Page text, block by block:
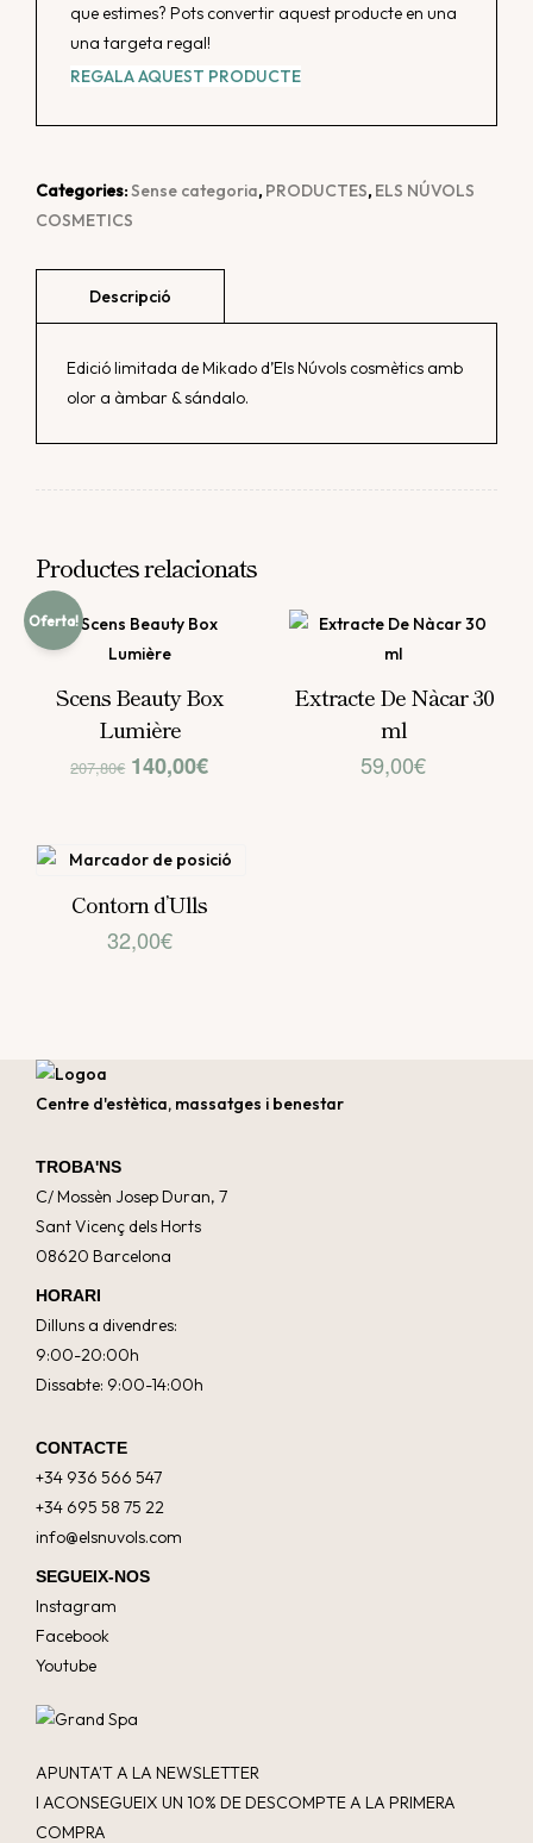
que estimes? Pots convertir aquest producte en una
una targeta regal!
REGALA AQUEST PRODUCTE
Categories:Sense categoria, PRODUCTES, ELS NÚVOLS
COSMETICS
Edició limitada de Mikado d’Els Núvols cosmètics amb
olor a àmbar & sándalo.
Productes relacionats
Oferta!
Scens Beauty Box
Lumière
207,80€ El
207,80€.
140,00€
Extracte De Nàcar 30
ml
59,00€
Contorn d’Ulls
32,00€
Centre d'estètica, massatges i benestar
TROBA'NS
C/ Mossèn Josep Duran, 7
Sant Vicenç dels Horts
08620 Barcelona
HORARI
Dilluns a divendres:
9:00-20:00h
Dissabte: 9:00-14:00h
CONTACTE
+34 936 566 547
+34 695 58 75 22
info@elsnuvols.com
SEGUEIX-NOS
Instagram
Facebook
Youtube
APUNTA'T A LA NEWSLETTER
I ACONSEGUEIX UN 10% DE DESCOMPTE A LA PRIMERA
COMPRA